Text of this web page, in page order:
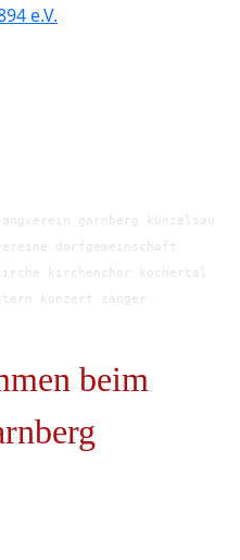
garnberg künzelsau
dorfgemeinschaft
kirchenchor kochertal
konzert sänger
beim